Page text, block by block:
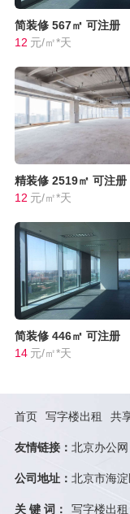
简装修 567㎡ 可注册
12 元/㎡*天
精装修 2519㎡ 可注册
12 元/㎡*天
简装修 446㎡ 可注册
14 元/㎡*天
首页 写字楼出租 共
友情链接： 北京办公网
公司地址： 北京市海
关 键 词： 写字楼出租